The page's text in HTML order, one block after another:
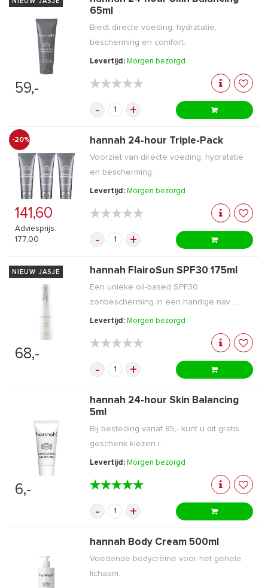
59,-
65ml
Biedt directe voeding, hydratatie,
bescherming en comfort.
Levertijd: Morgen bezorgd
★★★★★
★★★★★
- +
-20%
141,60
Adviesprijs:
177,00
hannah 24-hour Triple-Pack
Voorziet van directe voeding, hydratatie
en bescherming.
Levertijd: Morgen bezorgd
★★★★★
★★★★★
- +
NIEUW JASJE
68,-
hannah FlairoSun SPF30 175ml
Een unieke oil-based SPF30
zonbescherming in een handige nav ...
Levertijd: Morgen bezorgd
★★★★★
★★★★★
- +
6,-
hannah 24-hour Skin Balancing
5ml
Bij besteding vanaf 85,- kunt u dit gratis
geschenk kiezen i ...
Levertijd: Morgen bezorgd
★★★★★
★★★★★
- +
hannah Body Cream 500ml
Voedende bodycrème voor het gehele
lichaam.